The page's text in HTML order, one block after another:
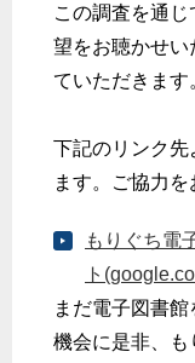
この調査を通
望をお聴かせ
ていただきます
下記のリンク先
ます。ご協力を
もりぐち電
ト
まだ電子図書
機会に是非、も